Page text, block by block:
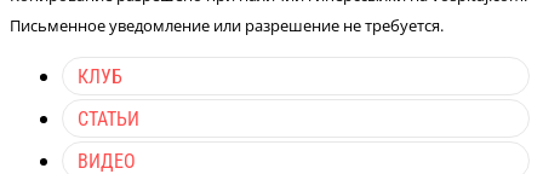
Письменное уведомление или разрешение не требуется.
КЛУБ
СТАТЬИ
ВИДЕО